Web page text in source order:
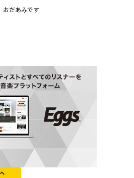
おだあみです